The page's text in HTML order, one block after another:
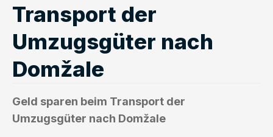
Transport der
Umzugsgüter nach
Domžale
Geld sparen beim Transport der
Umzugsgüter nach Domžale